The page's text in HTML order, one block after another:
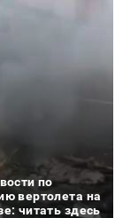
по
вертолета на
читать здесь